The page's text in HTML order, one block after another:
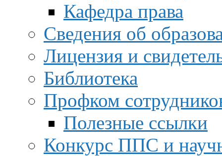
Кафедра права
Сведения об
Лицензия и
Библиотека
Профком
Полезные ссылки
Конкурс ППС и